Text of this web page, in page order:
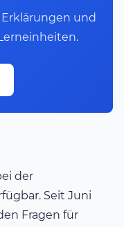
und
der
Seit Juni
Fragen für